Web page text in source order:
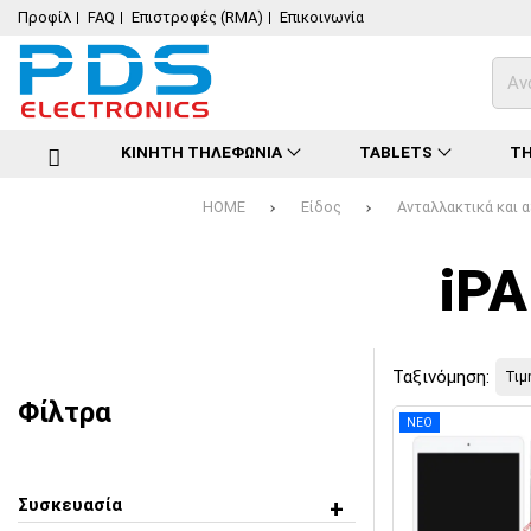
Προφίλ FAQ Επιστροφές (RMA) Επικοινωνία
ΚΙΝΗΤΗ ΤΗΛΕΦΩΝΙΑ TABLETS
HOME Είδος Ανταλλακτικά
Φίλτρα
Συσκευασία
Ταξινόμηση:
ΝΕΟ